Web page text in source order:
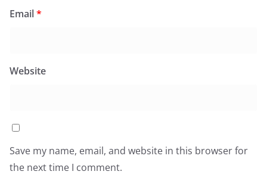
Email*
Website
Save my name, email, and website in this browser for
the next time I comment.